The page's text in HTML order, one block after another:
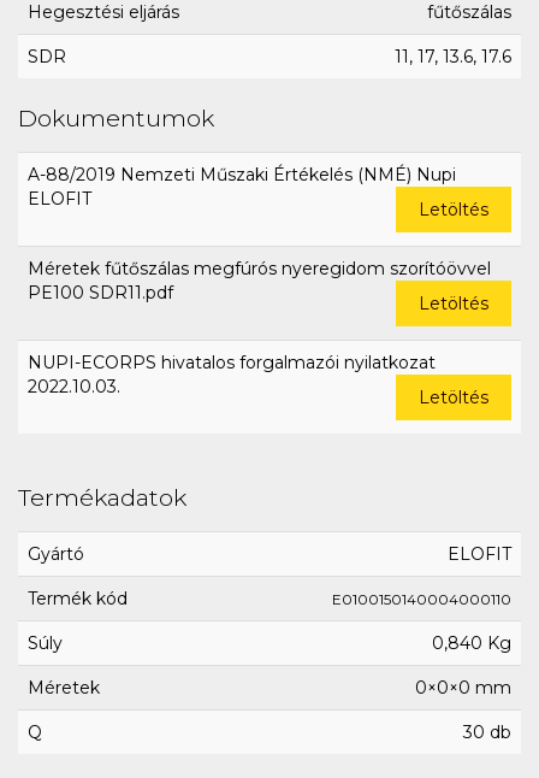
Hegesztési eljárás fűtőszálas
SDR 11, 17, 13.6, 17.6
Dokumentumok
A-88/2019 Nemzeti Műszaki Értékelés (NMÉ) Nupi
ELOFIT
Letöltés
Méretek fűtőszálas megfúrós nyeregidom szorítóövvel
PE100 SDR11.pdf
Letöltés
NUPI-ECORPS hivatalos forgalmazói nyilatkozat
2022.10.03.
Letöltés
Termékadatok
Gyártó ELOFIT
Termék kód E0100150140004000110
Súly 0,840 Kg
Méretek 0×0×0 mm
Q 30 db